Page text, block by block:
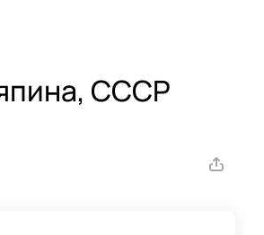
СССР